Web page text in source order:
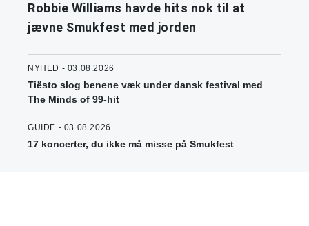
Robbie Williams havde hits nok til at
jævne Smukfest med jorden
NYHED - 03.08.2026
Tiësto slog benene væk under dansk festival med
The Minds of 99-hit
GUIDE - 03.08.2026
17 koncerter, du ikke må misse på Smukfest